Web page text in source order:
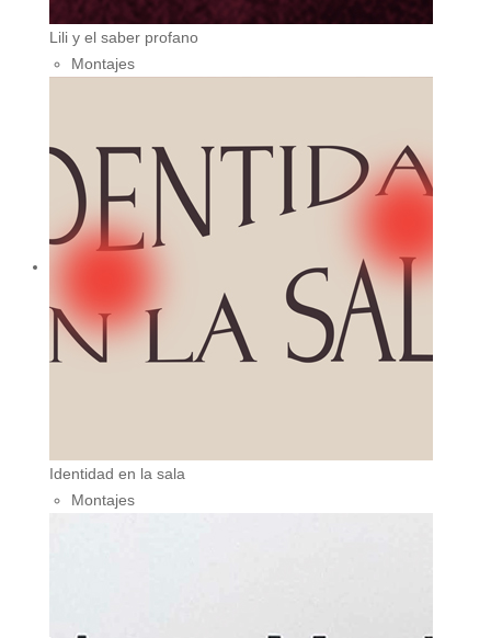
Lili y el saber profano
Montajes
Identidad en la sala
Montajes